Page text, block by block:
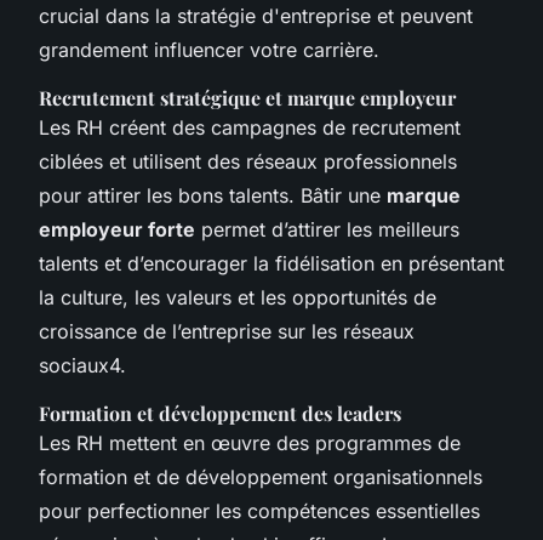
crucial dans la stratégie d'entreprise et peuvent
grandement influencer votre carrière.
Recrutement stratégique et marque employeur
Les RH créent des campagnes de recrutement
ciblées et utilisent des réseaux professionnels
pour attirer les bons talents. Bâtir une marque
employeur forte permet d’attirer les meilleurs
talents et d’encourager la fidélisation en présentant
la culture, les valeurs et les opportunités de
croissance de l’entreprise sur les réseaux
sociaux4.
Formation et développement des leaders
Les RH mettent en œuvre des programmes de
formation et de développement organisationnels
pour perfectionner les compétences essentielles